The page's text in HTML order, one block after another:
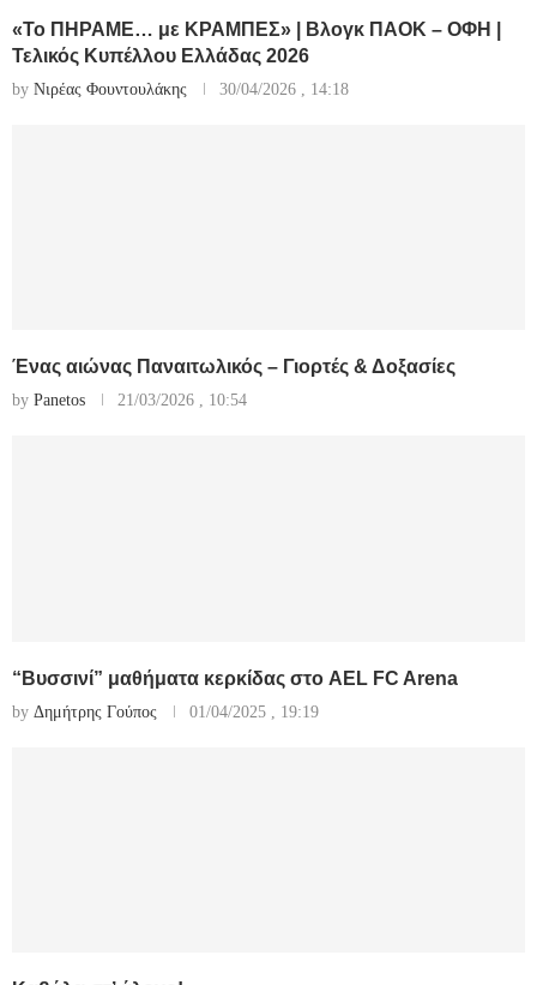
«Το ΠΗΡΑΜΕ… με ΚΡΑΜΠΕΣ» | Βλογκ ΠΑΟΚ – ΟΦΗ |
Τελικός Κυπέλλου Ελλάδας 2026
by Νιρέας Φουντουλάκης 30/04/2026 , 14:18
Ένας αιώνας Παναιτωλικός – Γιορτές & Δοξασίες
by Panetos 21/03/2026 , 10:54
“Βυσσινί” μαθήματα κερκίδας στο AEL FC Arena
by Δημήτρης Γούπος 01/04/2025 , 19:19